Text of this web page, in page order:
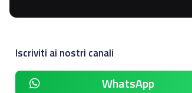
Iscriviti ai nostri canali
WhatsApp